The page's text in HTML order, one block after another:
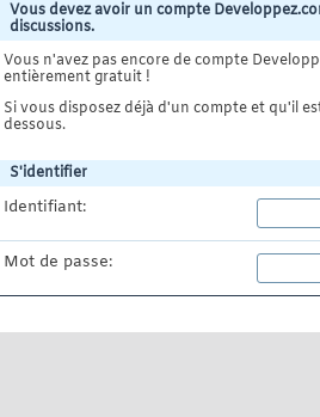
Vous devez avoir un compte
discussions.
Vous n'avez pas encore de compte
entièrement gratuit !
Si vous disposez déjà d'un compte et qu'il
dessous.
S'identifier
Identifiant:
Mot de passe: